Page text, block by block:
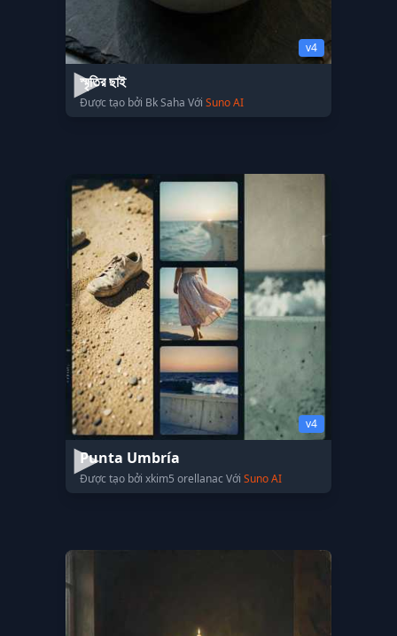
v4
স্মৃতির ছাই
Được tạo bởi Bk Saha Với Suno AI
v4
Punta Umbría
Được tạo bởi xkim5 orellanac Với Suno AI